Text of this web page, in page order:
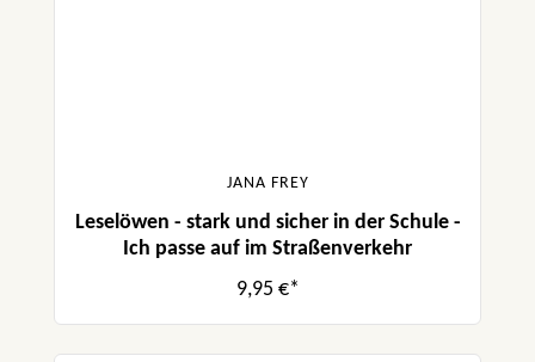
JANA FREY
Leselöwen - stark und sicher in der Schule -
Ich passe auf im Straßenverkehr
9,95 €*